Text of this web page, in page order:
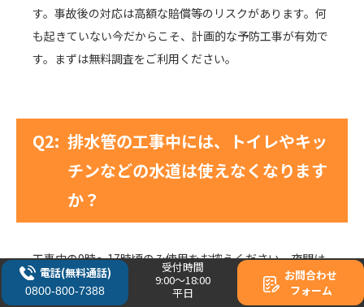
す。事故後の対応は高額な賠償等のリスクがあります。何
も起きていない今だからこそ、計画的な予防工事が有効で
す。まずは無料調査をご利用ください。
Q2: 排水管の工事中には、トイレやキッ
チンなどの水道は使えなくなります
か？
工事中の9時〜17時頃のみ使用をお控えください。夜間は
普段通り使えるよう毎日復旧し、生活への影響は最小限に
電話(無料通話)
0800-800-7388
受付時間
9:00～18:00
平日
お問合わせ
フォーム